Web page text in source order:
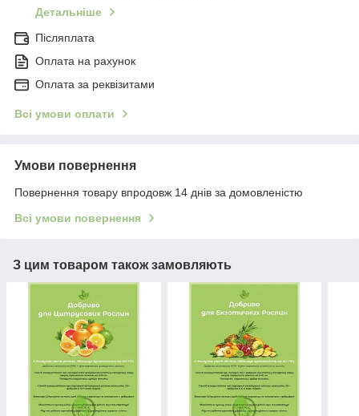
Детальніше
Післяплата
Оплата на рахунок
Оплата за реквізитами
Всі умови оплати
Умови повернення
Повернення товару впродовж 14 днів за домовленістю
Всі умови повернення
З цим товаром також замовляють